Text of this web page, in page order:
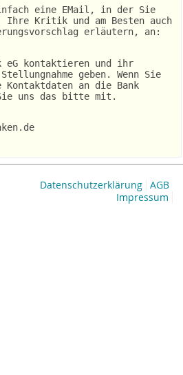
eine EMail, in der Sie
Ihre Kritik und am Besten auch
erläutern, an:
eG kontaktieren und ihr
geben. Wenn Sie
an die Bank
uns das bitte mit.
AGB
Datenschutzerklärung
Impressum